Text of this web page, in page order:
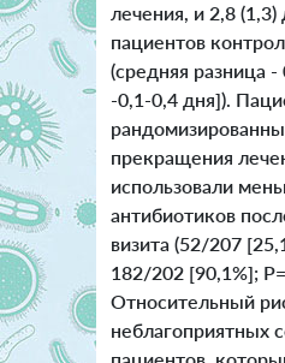
лечения, и 2,8 (1,3)
пациентов
(средняя разница
-0,1-0,4 дня]).
прекращения
использовали
антибиотиков
визита (52/207
182/202 [90,1%];
Относительный
неблагоприятных